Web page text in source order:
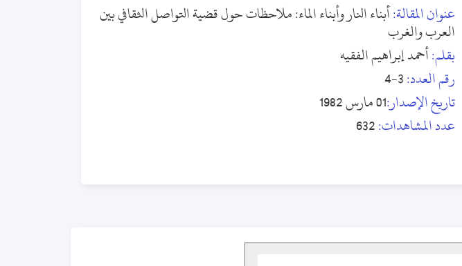
عنوان المقالة:أبناء النار وأبناء الماء: ملاحظات حول قضية التواصل الثقافي بين
العرب والغرب
بقلم:أحمد إبراهيم الفقيه
رقم العدد:3-4
تاريخ الإصدار:01 مارس 1982
عدد المشاهدات:632